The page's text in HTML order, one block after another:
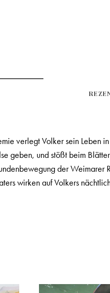
verlegt Volker sein Leben
geben, und stößt beim
der Weimarer
wirken auf Volkers